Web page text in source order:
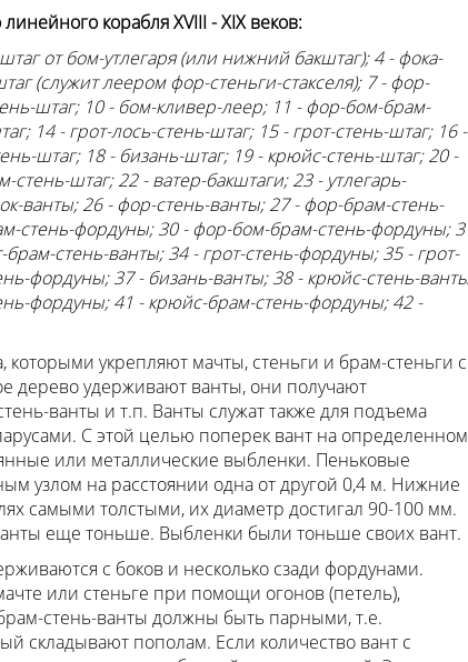
корабля XVIII - XIX веков:
от бом-утлегаря (или нижний бакштаг); 4 - фока-
(служит леером фор-стеньги-стакселя); 7 - фор-
штаг; 10 - бом-кливер-леер; 11 - фор-бом-брам-
14 - грот-лось-стень-штаг; 15 - грот-стень-штаг; 16 -
штаг; 18 - бизань-штаг; 19 - крюйс-стень-штаг; 20 -
штаг; 22 - ватер-бакштаги; 23 - утлегарь-
ванты; 26 - фор-стень-ванты; 27 - фор-брам-стень-
стень-фордуны; 30 - фор-бом-брам-стень-фордуны;
стень-ванты; 34 - грот-стень-фордуны; 35 - грот-
фордуны; 37 - бизань-ванты; 38 - крюйс-стень-
фордуны; 41 - крюйс-брам-стень-фордуны; 42 -
которыми укрепляют мачты, стеньги и брам-стеньги с
дерево удерживают ванты, они получают
ванты и т.п. Ванты служат также для подъема
С этой целью поперек вант на определенном
или металлические выбленки. Пеньковые
узлом на расстоянии одна от другой 0,4 м. Нижние
самыми толстыми, их диаметр достигал 90-100 мм.
еще тоньше. Выбленки были тоньше своих вант.
с боков и несколько сзади фордунами.
или стеньге при помощи огонов (петель),
стень-ванты должны быть парными, т.е.
складывают пополам. Если количество вант с